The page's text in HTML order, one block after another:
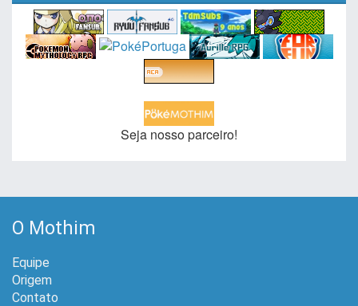
Seja nosso parceiro!
O Mothim
Equipe
Origem
Contato